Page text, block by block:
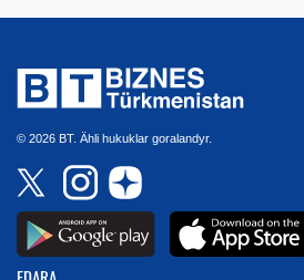
© 2026 BT. Ähli hukuklar goralandyr.